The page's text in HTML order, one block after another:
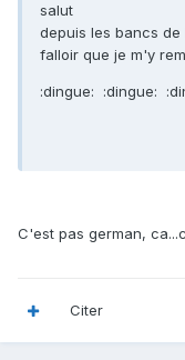
salut
depuis les bancs
falloir que je m'y
:dingue: :dingue:
C'est pas german,
Citer